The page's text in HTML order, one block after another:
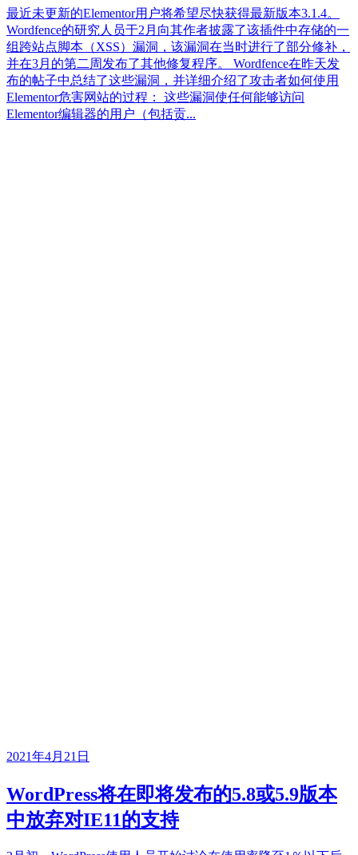
最近未更新的Elementor用户将希望尽快获得最新版本3.1.4。
Wordfence的研究人员于2月向其作者披露了该插件中存储的一
组跨站点脚本（XSS）漏洞，该漏洞在当时进行了部分修补，
并在3月的第二周发布了其他修复程序。 Wordfence在昨天发
布的帖子中总结了这些漏洞，并详细介绍了攻击者如何使用
Elementor危害网站的过程： 这些漏洞使任何能够访问
Elementor编辑器的用户（包括贡...
2021年4月21日
WordPress将在即将发布的5.8或5.9版本
中放弃对IE11的支持